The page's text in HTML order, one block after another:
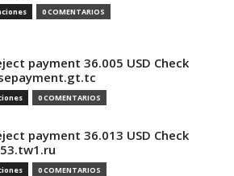
0 COMENTARIOS
payment 36.005 USD Check
0 COMENTARIOS
payment 36.013 USD Check
0 COMENTARIOS